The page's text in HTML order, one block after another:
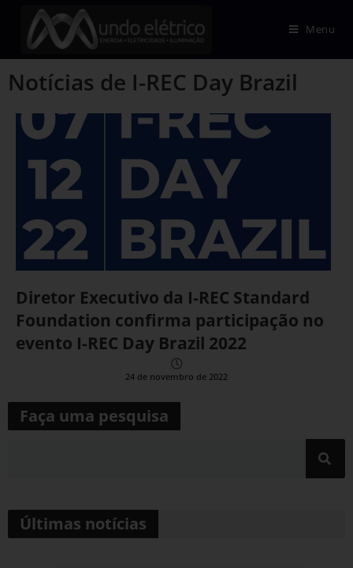
Menu
Notícias de I-REC Day Brazil
Diretor Executivo da I-REC Standard
Foundation confirma participação no
evento I-REC Day Brazil 2022
24 de novembro de 2022
Faça uma pesquisa
Últimas notícias